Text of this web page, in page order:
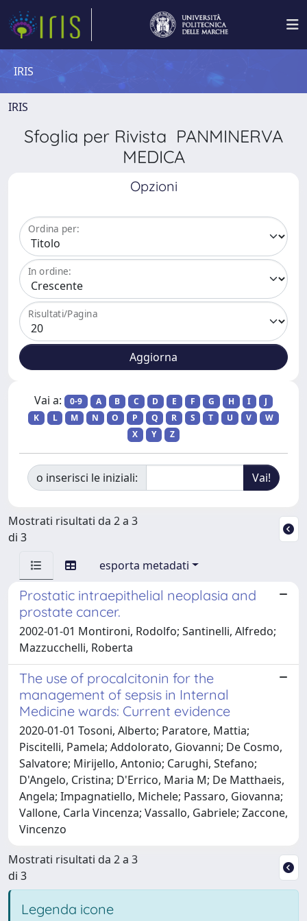
IRIS
IRIS
Sfoglia per Rivista PANMINERVA
MEDICA
Opzioni
Ordina per:
In ordine:
Risultati/Pagina
Vai a: 0-9 A B C D E F G H I
J
K
L M N O P Q R S T U V
W
X
Y Z
o inserisci le iniziali:
Mostrati risultati da 2 a 3
di 3
esporta metadati
Prostatic intraepithelial neoplasia and
prostate cancer.
2002-01-01 Montironi, Rodolfo; Santinelli, Alfredo;
Mazzucchelli, Roberta
The use of procalcitonin for the
management of sepsis in Internal
Medicine wards: Current evidence
2020-01-01 Tosoni, Alberto; Paratore, Mattia;
Piscitelli, Pamela; Addolorato, Giovanni; De Cosmo,
Salvatore; Mirijello, Antonio; Carughi, Stefano;
D'Angelo, Cristina; D'Errico, Maria M; De Matthaeis,
Angela; Impagnatiello, Michele; Passaro, Giovanna;
Vallone, Carla Vincenza; Vassallo, Gabriele; Zaccone,
Vincenzo
Mostrati risultati da 2 a 3
di 3
Legenda icone